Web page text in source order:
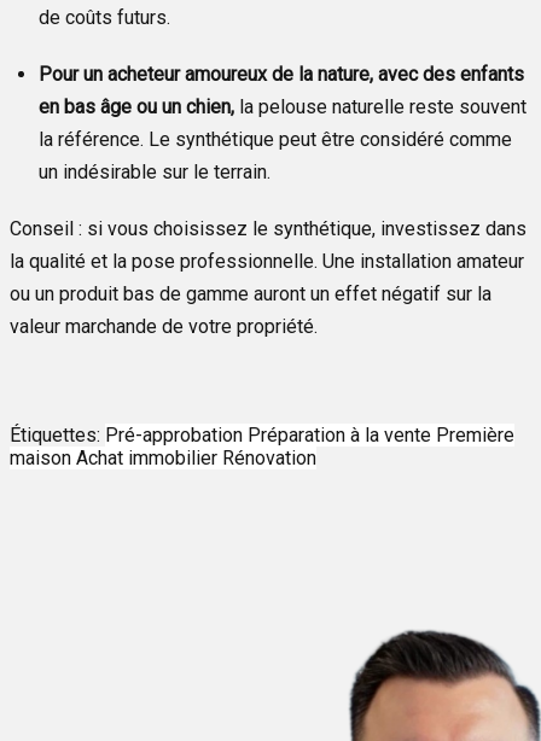
de coûts futurs.
Pour un acheteur amoureux de la nature, avec des enfants
en bas âge ou un chien, la pelouse naturelle reste souvent
la référence. Le synthétique peut être considéré comme
un indésirable sur le terrain.
Conseil : si vous choisissez le synthétique, investissez dans
la qualité et la pose professionnelle. Une installation amateur
ou un produit bas de gamme auront un effet négatif sur la
valeur marchande de votre propriété.
Étiquettes: Pré-approbation Préparation à la vente Première
maison Achat immobilier Rénovation